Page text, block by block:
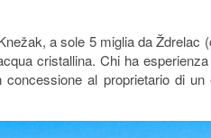
a sole 5 miglia da
cristallina. Chi ha
al proprietario di